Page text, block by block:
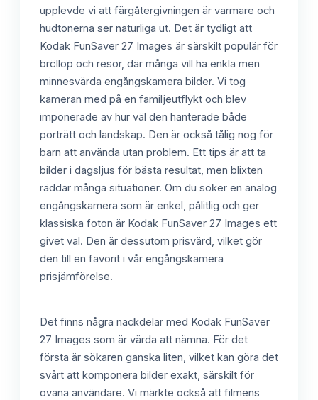
upplevde vi att färgåtergivningen är varmare och
hudtonerna ser naturliga ut. Det är tydligt att
Kodak FunSaver 27 Images är särskilt populär för
bröllop och resor, där många vill ha enkla men
minnesvärda engångskamera bilder. Vi tog
kameran med på en familjeutflykt och blev
imponerade av hur väl den hanterade både
porträtt och landskap. Den är också tålig nog för
barn att använda utan problem. Ett tips är att ta
bilder i dagsljus för bästa resultat, men blixten
räddar många situationer. Om du söker en analog
engångskamera som är enkel, pålitlig och ger
klassiska foton är Kodak FunSaver 27 Images ett
givet val. Den är dessutom prisvärd, vilket gör
den till en favorit i vår engångskamera
prisjämförelse.
Det finns några nackdelar med Kodak FunSaver
27 Images som är värda att nämna. För det
första är sökaren ganska liten, vilket kan göra det
svårt att komponera bilder exakt, särskilt för
ovana användare. Vi märkte också att filmens